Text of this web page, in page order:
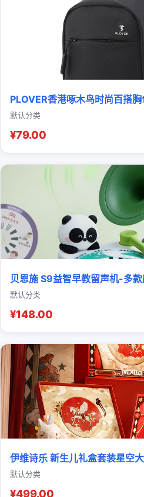
PLOVER香港啄木鸟时尚百搭
默认分类
¥79.00
贝恩施 S9益智早教留声机-多
默认分类
¥148.00
伊维诗乐 新生儿礼盒套装星空
默认分类
¥499.00